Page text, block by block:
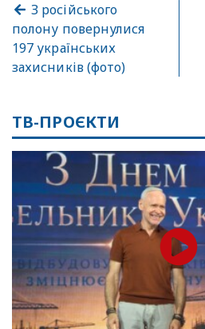
З російського
полону повернулися
197 українських
захисників (фото)
ТВ-ПРОЄКТИ